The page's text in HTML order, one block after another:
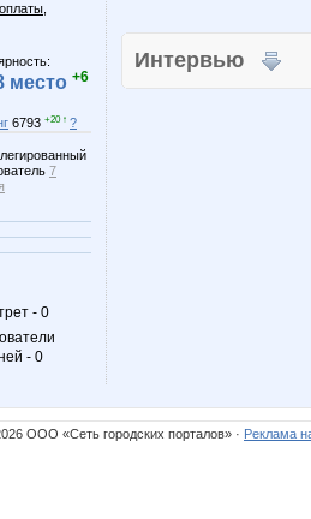
место +6
6793 +20 ↑ ?
7
- 0
- 0
Интервью
ООО «Сеть городских порталов» · Реклама